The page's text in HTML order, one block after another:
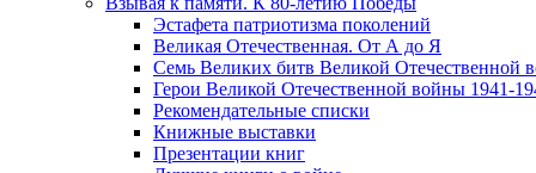
Эcтафета патриотизма поколений
Великая Отечественная. От А до Я
Семь Великих битв Великой Отечественной
Герои Великой Отечественной войны 1941-
Рекомендательные списки
Книжные выставки
Презентации книг